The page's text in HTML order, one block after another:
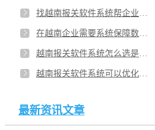
找越南报关软件系统帮企业合规经营吗？越南报关软件系统的价格方面有哪些优惠？
在越南企业需要系统保障数据准确吗？纸箱企业用越南报关软件系统的操作简单吗？
越南报关软件系统怎么选是企业头疼的事？中资企业的越南报关软件提升效率吗？
越南报关软件系统可以优化报关流程吗？中资企业选哪家越南报关软件系统优势多？
最新资讯文章